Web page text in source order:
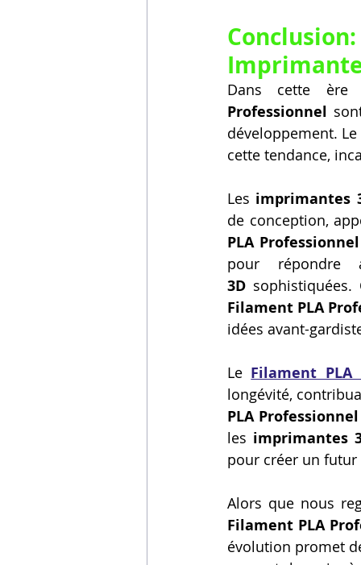
Dans cette ère
Professionnel
développement. Le
cette tendance,
Les imprimantes
de conception,
PLA Professionnel
pour répondre
3D
Filament PLA
idées avant-
Le Filament PLA
longévité,
PLA Professionnel
les imprimantes
pour créer un
Alors que nous
Filament PLA
évolution promet